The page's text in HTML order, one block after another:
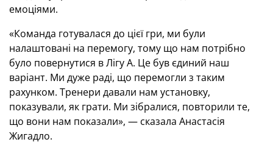
емоціями.
«Команда готувалася до цієї гри, ми були
налаштовані на перемогу, тому що нам потрібно
було повернутися в Лігу А. Це був єдиний наш
варіант. Ми дуже раді, що перемогли з таким
рахунком. Тренери давали нам установку,
показували, як грати. Ми зібралися, повторили те,
що вони нам показали», — сказала Анастасія
Жигадло.